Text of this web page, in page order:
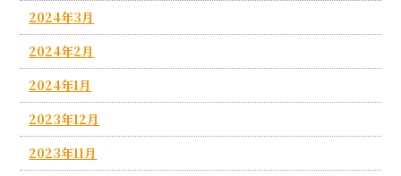
2024年3月
2024年2月
2024年1月
2023年12月
2023年11月